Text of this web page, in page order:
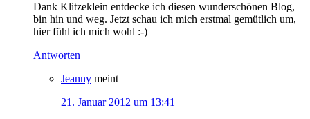
Dank Klitzeklein entdecke ich diesen wunderschönen Blog,
bin hin und weg. Jetzt schau ich mich erstmal gemütlich um,
hier fühl ich mich wohl :-)
Antworten
Jeanny meint
21. Januar 2012 um 13:41